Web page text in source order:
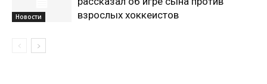
Новости
взрослых хоккеистов